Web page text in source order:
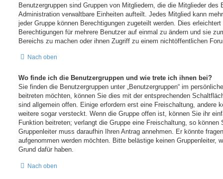
Benutzergruppen sind Gruppen von Mitgliedern, die die Mitglieder des
Administration verwaltbare Einheiten aufteilt. Jedes Mitglied kann
jeder Gruppe können Berechtigungen zugeteilt werden. Dies
Berechtigungen für mehrere Benutzer auf einmal zu ändern und sie
Bereichs zu machen oder ihnen Zugriff zu einem nichtöffentlichen
Nach oben
Wo finde ich die Benutzergruppen und wie trete ich ihnen bei?
Sie finden die Benutzergruppen unter „Benutzergruppen“ im
beitreten möchten, können Sie dies mit der entsprechenden
sind allgemein offen. Einige erfordern erst eine Freischaltung, andere
weitere sogar versteckt. Wenn die Gruppe offen ist, können Sie ihr
Funktion beitreten; verlangt die Gruppe eine Freischaltung, so
Gruppenleiter muss daraufhin Ihren Antrag annehmen. Er könnte
aufgenommen werden möchten. Bitte belästige keinen Gruppenleiter,
Grund dafür haben.
Nach oben